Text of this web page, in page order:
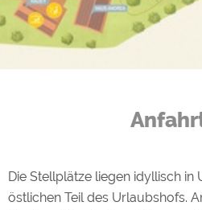
Die Stellplätze liegen idyllisch in
östlichen Teil des Urlaubshofs.